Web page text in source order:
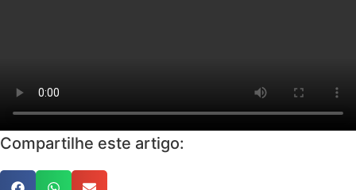
Compartilhe este artigo: